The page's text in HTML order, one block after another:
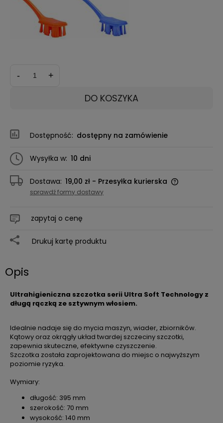
- +
DO KOSZYKA
Dostępność: dostępny na zamówienie
Wysyłka w: 10 dni
Dostawa: 19,00 zł - Przesyłka kurierska
sprawdź formy dostawy
zapytaj o cenę
Drukuj kartę produktu
Opis
Ultrahigieniczna szczotka serii Ultra Soft Technology z
długą rączką ze sztywnym włosiem.
Idealnie nadaje się do mycia maszyn, wiader, zbiorników.
Kątowy oraz okrągły układ twardej szczeciny szczotki,
zapewnia skuteczne, efektywne czyszczenie.
Szczotka została zaprojektowana do miejsc o najwyższym
poziomie ryzyka.
Wymiary:
długość: 395 mm
szerokość: 70 mm
wysokość: 140 mm